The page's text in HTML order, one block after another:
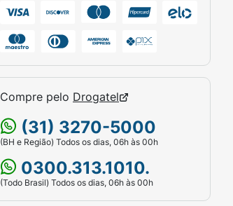
Compre pelo Drogatel
(31) 3270-5000
(BH e Região) Todos os dias, 06h às 00h
0300.313.1010.
(Todo Brasil) Todos os dias, 06h às 00h